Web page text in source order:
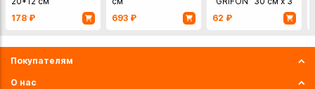
178 ₽
693 ₽ 62 ₽
Покупателям
О нас